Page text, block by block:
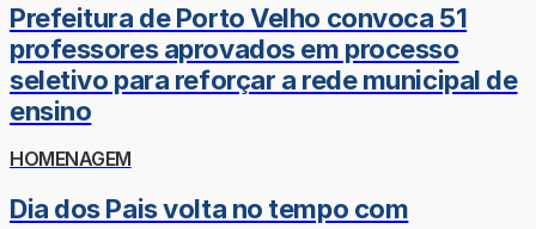
Prefeitura de Porto Velho convoca 51
professores aprovados em processo
seletivo para reforçar a rede municipal de
ensino
HOMENAGEM
Dia dos Pais volta no tempo com